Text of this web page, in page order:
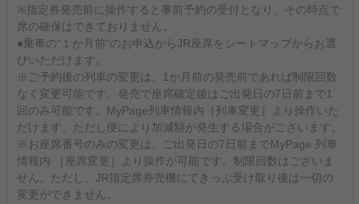
※指定券発売前に操作すると事前予約の受付となり、その時点で
席の確保はできておりません。
●乗車の“１か月前“のお申込からJR座席をシートマップからお選
びいただけます。
※ご予約後の列車の変更は、1か月前の発売前であれば制限回数
なく変更可能です。発売で座席確定後はご出発日の7日前まで1
回のみ可能です。MyPage列車情報内［列車変更］より操作いた
だけます。ただし便により加減額が発生する場合がございます。
※お座席番号のみの変更は、ご出発日の7日前までMyPage 列車
情報内 ［座席変更］より操作が可能です。制限回数はございま
せん。ただし、JR指定席券売機にてきっぷ受け取り後は一切の
変更ができません。